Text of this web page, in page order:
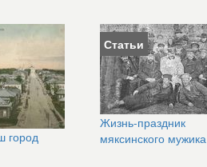
город
Статьи
Жизнь-праздник
мяксинского мужика